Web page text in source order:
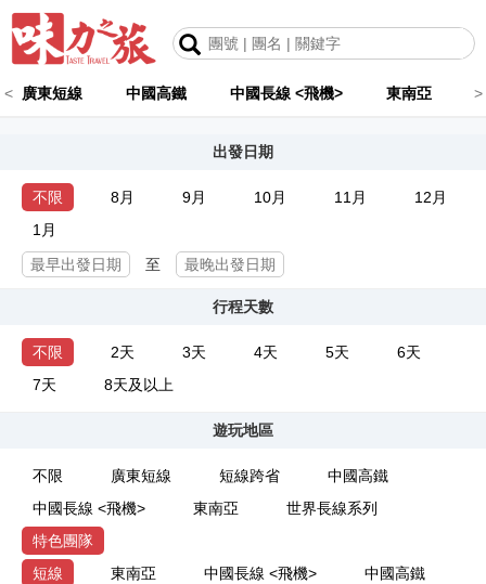
< 廣東短線 中國高鐵 中國長線 <飛機> 東南亞 >
出發日期
不限 8月 9月 10月 11月
12月
1月
至
行程天數
不限 2天 3天 4天 5天
6天
7天
8天及以上
遊玩地區
不限 廣東短線 短線跨省
中國高鐵
中國長線 <飛機>
東南亞
世界長線系列
特色團隊
短線
東南亞 中國長線 <飛機>
中國高鐵